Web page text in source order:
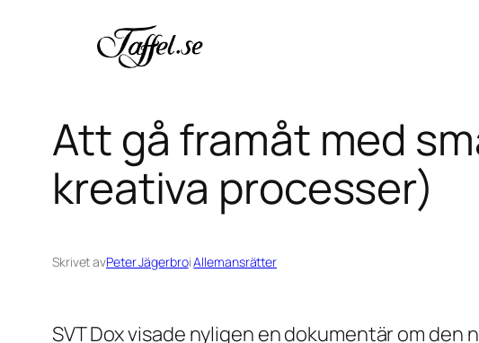
Att gå framåt med
kreativa processer)
Skrivet avPeter JägerbroiAllemansrätter
SVT Dox visade nyligen en dokumentär om den